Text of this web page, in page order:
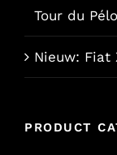
Tour du
Nieuw: Fiat
PRODUCT